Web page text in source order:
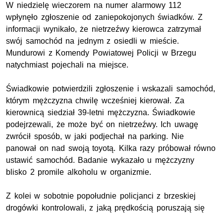
W niedzielę wieczorem na numer alarmowy 112
wpłynęło zgłoszenie od zaniepokojonych świadków. Z
informacji wynikało, że nietrzeźwy kierowca zatrzymał
swój samochód na jednym z osiedli w mieście.
Mundurowi z Komendy Powiatowej Policji w Brzegu
natychmiast pojechali na miejsce.
Świadkowie potwierdzili zgłoszenie i wskazali samochód,
którym mężczyzna chwilę wcześniej kierował. Za
kierownicą siedział 39-letni mężczyzna. Świadkowie
podejrzewali, że może być on nietrzeźwy. Ich uwagę
zwrócił sposób, w jaki podjechał na parking. Nie
panował on nad swoją toyotą. Kilka razy próbował równo
ustawić samochód. Badanie wykazało u mężczyzny
blisko 2 promile alkoholu w organizmie.
Z kolei w sobotnie popołudnie policjanci z brzeskiej
drogówki kontrolowali, z jaką prędkością poruszają się